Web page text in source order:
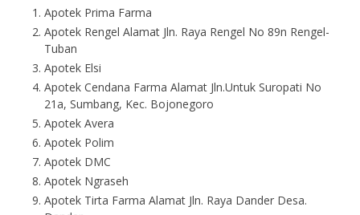
Apotek Prima Farma
Apotek Rengel Alamat Jln. Raya Rengel No 89n Rengel-
Tuban
Apotek Elsi
Apotek Cendana Farma Alamat Jln.Untuk Suropati No
21a, Sumbang, Kec. Bojonegoro
Apotek Avera
Apotek Polim
Apotek DMC
Apotek Ngraseh
Apotek Tirta Farma Alamat Jln. Raya Dander Desa.